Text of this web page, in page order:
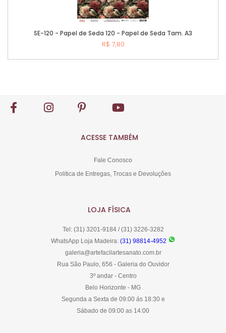
SE-120 - Papel de Seda 120 - Papel de Seda Tam. A3
R$ 7,80
ACESSE TAMBÉM
Fale Conosco
Politica de Entregas, Trocas e Devoluções
LOJA FÍSICA
Tel: (31) 3201-9184 / (31) 3226-3282
WhatsApp Loja Madeira: (31) 98814-4952
galeria@artefacilartesanato.com.br
Rua São Paulo, 656 - Galeria do Ouvidor
3º andar - Centro
Belo Horizonte - MG
Segunda a Sexta de 09:00 ás 18:30 e
Sábado de 09:00 as 14:00